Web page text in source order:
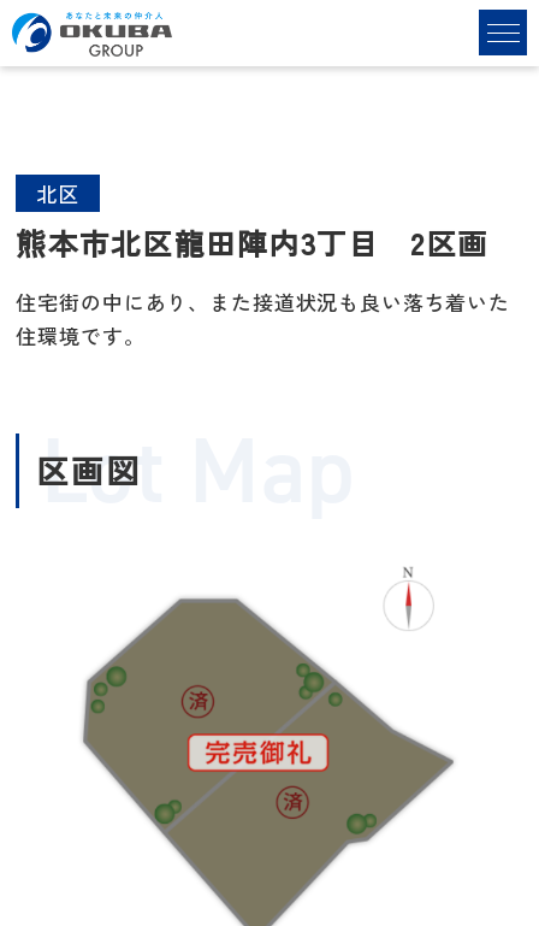
北区
熊本市北区龍田陣内3丁目 2区画
住宅街の中にあり、また接道状況も良い落ち着いた
住環境です。
区画図
Lot Map